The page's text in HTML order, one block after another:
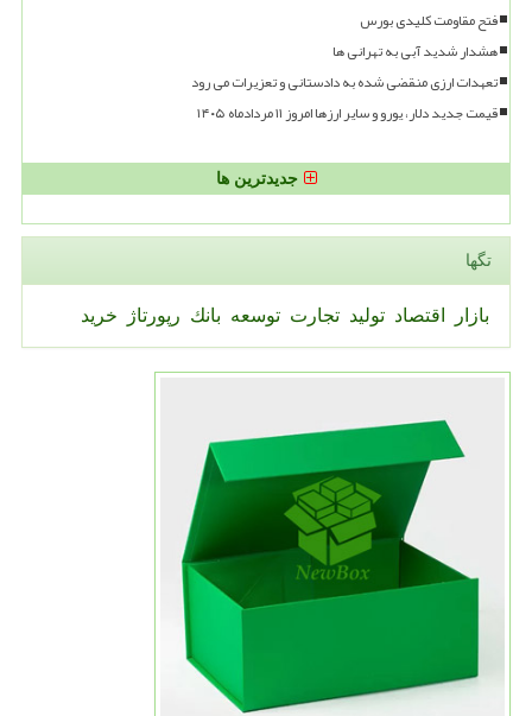
فتح مقاومت کلیدی بورس
هشدار شدید آبی به تهرانی ها
تعهدات ارزی منقضی شده به دادستانی و تعزیرات می رود
قیمت جدید دلار، یورو و سایر ارزها امروز ۱۱ مردادماه ۱۴۰۵
جدیدترین ها
تگها
بازار اقتصاد تولید تجارت توسعه بانك رپورتاژ خرید